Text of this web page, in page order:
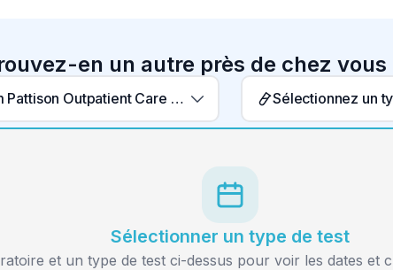
en un autre près de chez vous
Jim Pattison Outpatient Care & Surgery Centre
Sélectionner un type de test
et un type de test ci-dessus pour voir les dates et